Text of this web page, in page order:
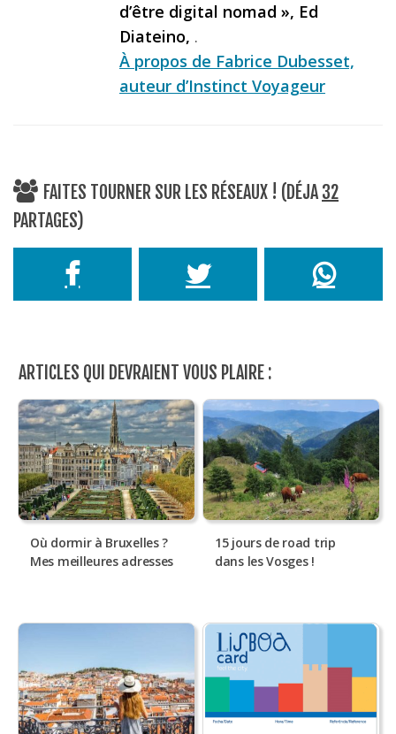
d’être digital nomad », Ed
Diateino, .
À propos de Fabrice Dubesset,
auteur d’Instinct Voyageur
FAITES TOURNER SUR LES RÉSEAUX ! (DÉJA 32
PARTAGES)
ARTICLES QUI DEVRAIENT VOUS PLAIRE :
Où dormir à Bruxelles ?
Mes meilleures adresses
15 jours de road trip
dans les Vosges !